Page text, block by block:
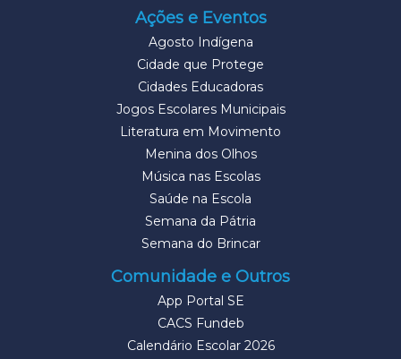
Ações e Eventos
Agosto Indígena
Cidade que Protege
Cidades Educadoras
Jogos Escolares Municipais
Literatura em Movimento
Menina dos Olhos
Música nas Escolas
Saúde na Escola
Semana da Pátria
Semana do Brincar
Comunidade e Outros
App Portal SE
CACS Fundeb
Calendário Escolar 2026